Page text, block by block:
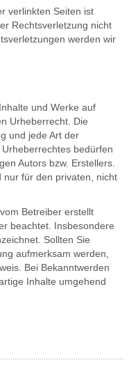
verlinkten Seiten ist
Rechtsverletzung nicht
werden wir
und Werke auf
Urheberrecht. Die
und jede Art der
bedürfen
Autors bzw. Erstellers.
nur für den privaten, nicht
Betreiber erstellt
beachtet. Insbesondere
Sollten Sie
aufmerksam werden,
Bei Bekanntwerden
Inhalte umgehend